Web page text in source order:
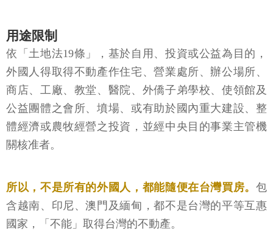
用途限制
依「土地法19條」，基於自用、投資或公益為目的，
外國人得取得不動產作住宅、營業處所、辦公場所、
商店、工廠、教堂、醫院、外僑子弟學校、使領館及
公益團體之會所、墳場、或有助於國內重大建設、整
體經濟或農牧經營之投資，並經中央目的事業主管機
關核准者。
所以，不是所有的外國人，都能隨便在台灣買房。 包
含越南、印尼、澳門及緬甸，都不是台灣的平等互惠
國家，「不能」取得台灣的不動產。